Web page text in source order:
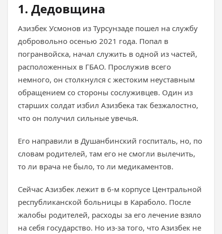
1. Дедовщина
Азизбек Усмонов из Турсунзаде пошел на службу
добровольно осенью 2021 года. Попал в
погранвойска, начал служить в одной из частей,
расположенных в ГБАО. Прослужив всего
немного, он столкнулся с жестоким неуставным
обращением со стороны сослуживцев. Один из
старших солдат избил Азизбека так безжалостно,
что он получил сильные увечья.
Его направили в Душанбинский госпиталь, но, по
словам родителей, там его не смогли вылечить,
то ли врача не было, то ли медикаментов.
Сейчас Азизбек лежит в 6-м корпусе Центральной
республиканской больницы в Караболо. После
жалобы родителей, расходы за его лечение взяло
на себя государство. Но из-за того, что Азизбек не